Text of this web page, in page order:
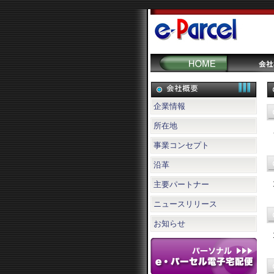
企業情報
所在地
事業コンセプト
沿革
主要パートナー
ニュースリリース
お知らせ